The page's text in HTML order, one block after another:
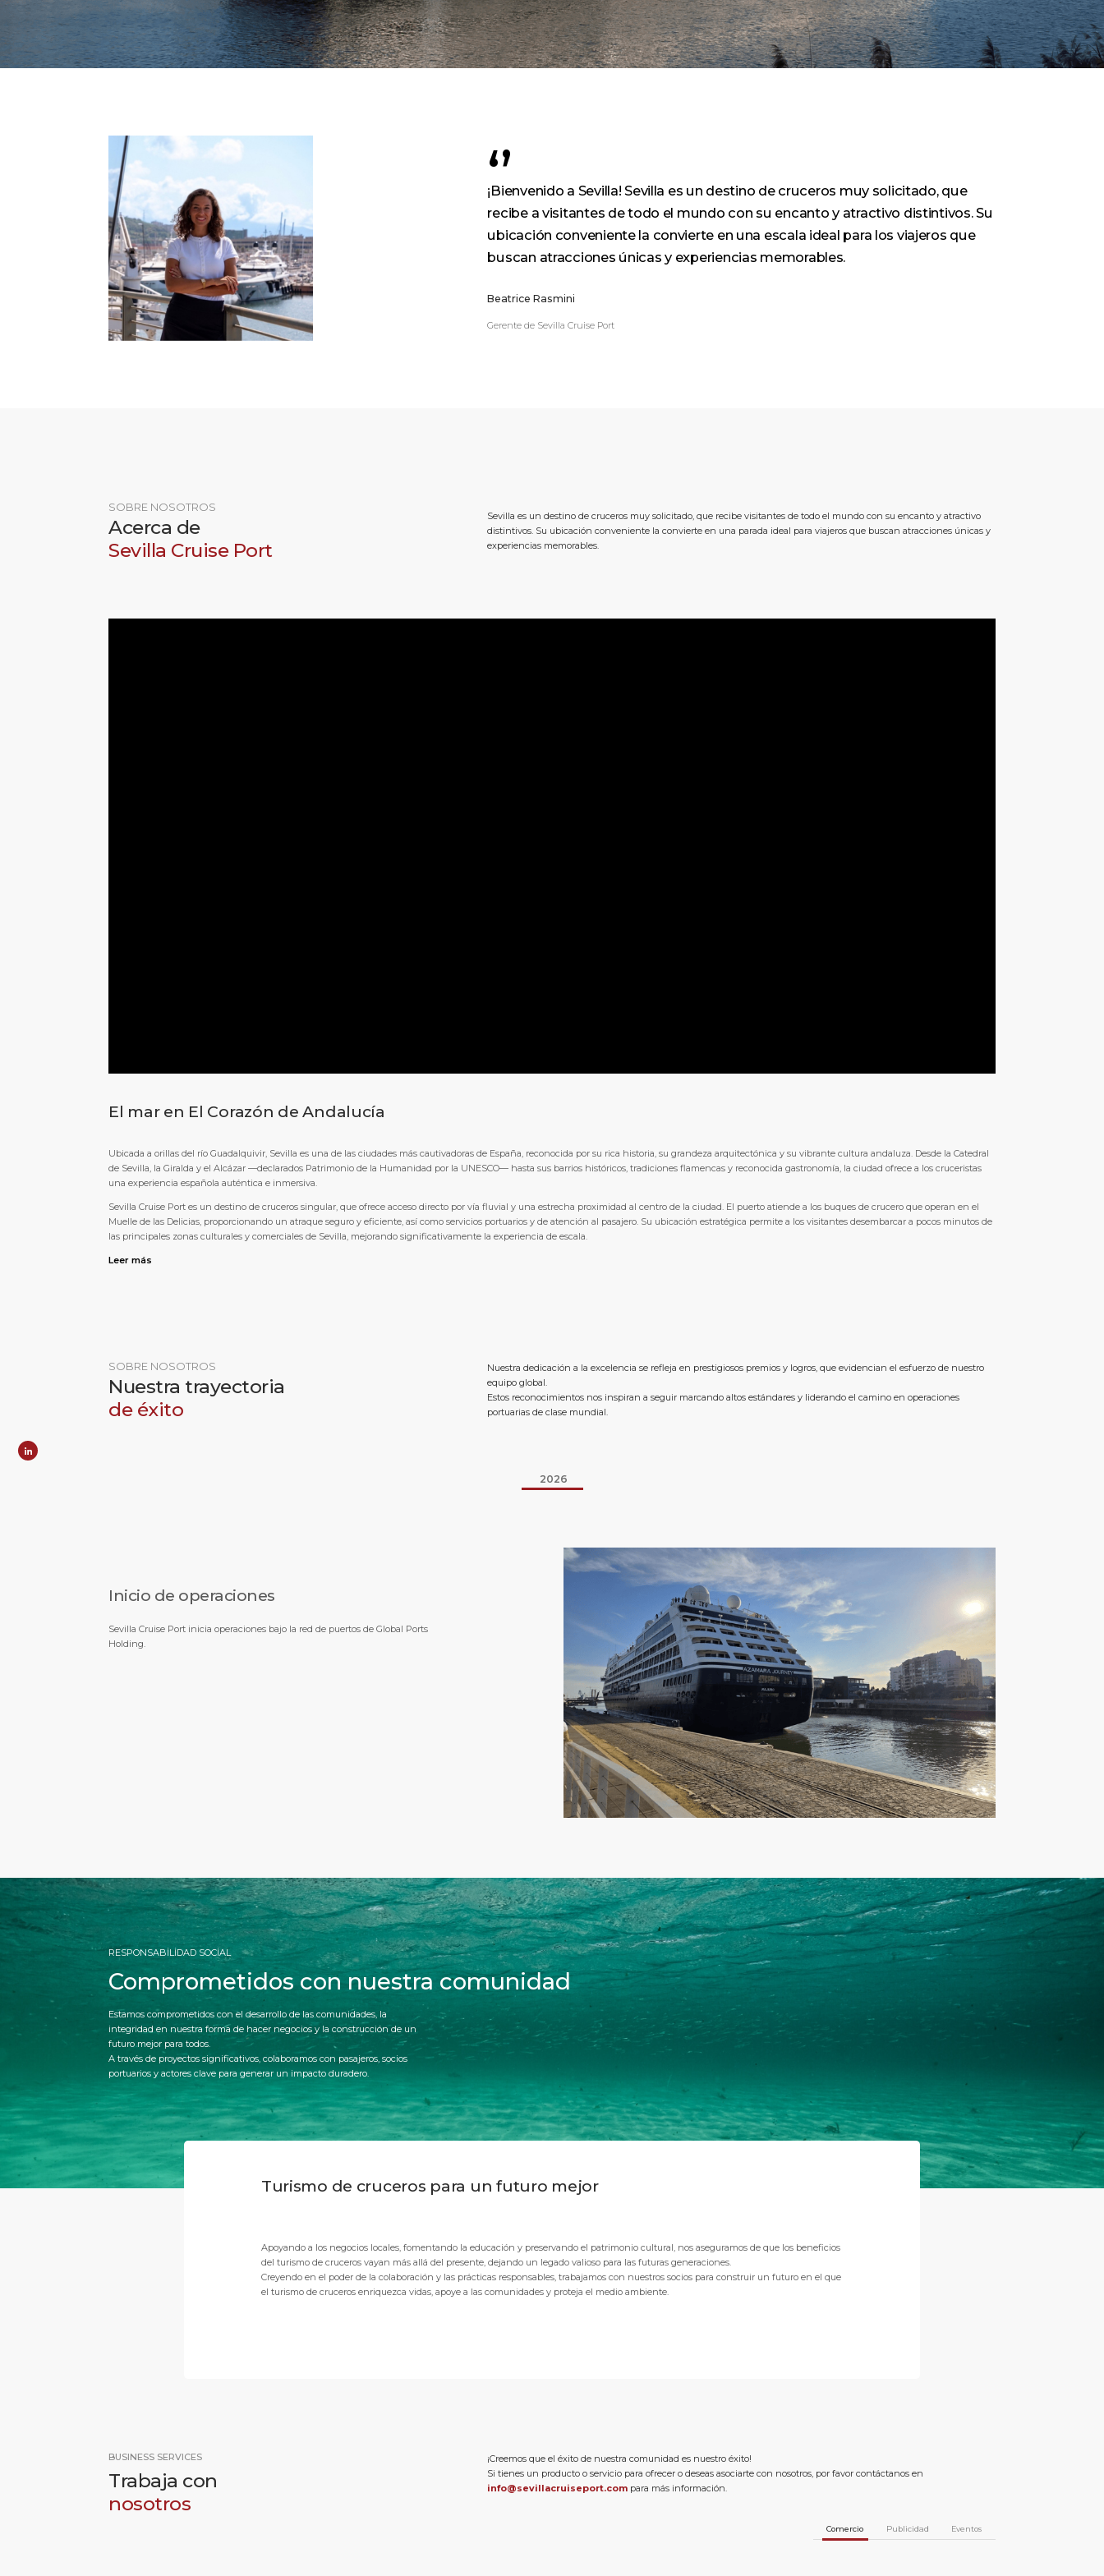
¡Bienvenido a Sevilla! Sevilla es un destino de cruceros muy solicitado, que
recibe a visitantes de todo el mundo con su encanto y atractivo distintivos. Su
ubicación conveniente la convierte en una escala ideal para los viajeros que
buscan atracciones únicas y experiencias memorables.
Beatrice Rasmini
Gerente de Sevilla Cruise Port
SOBRE NOSOTROS
Acerca de
Sevilla Cruise Port
Sevilla es un destino de cruceros muy solicitado, que recibe visitantes de todo el mundo con su encanto y atractivo
distintivos. Su ubicación conveniente la convierte en una parada ideal para viajeros que buscan atracciones únicas y
experiencias memorables.
El mar en El Corazón de Andalucía
Ubicada a orillas del río Guadalquivir, Sevilla es una de las ciudades más cautivadoras de España, reconocida por su rica historia, su grandeza arquitectónica y su vibrante cultura andaluza. Desde la Catedral
de Sevilla, la Giralda y el Alcázar —declarados Patrimonio de la Humanidad por la UNESCO— hasta sus barrios históricos, tradiciones flamencas y reconocida gastronomía, la ciudad ofrece a los cruceristas
una experiencia española auténtica e inmersiva.
Sevilla Cruise Port es un destino de cruceros singular, que ofrece acceso directo por vía fluvial y una estrecha proximidad al centro de la ciudad. El puerto atiende a los buques de crucero que operan en el
Muelle de las Delicias, proporcionando un atraque seguro y eficiente, así como servicios portuarios y de atención al pasajero. Su ubicación estratégica permite a los visitantes desembarcar a pocos minutos de
las principales zonas culturales y comerciales de Sevilla, mejorando significativamente la experiencia de escala.
Leer más
SOBRE NOSOTROS
Nuestra trayectoria
de éxito
Nuestra dedicación a la excelencia se refleja en prestigiosos premios y logros, que evidencian el esfuerzo de nuestro
equipo global.
Estos reconocimientos nos inspiran a seguir marcando altos estándares y liderando el camino en operaciones
portuarias de clase mundial.
2026
Inicio de operaciones
Sevilla Cruise Port inicia operaciones bajo la red de puertos de Global Ports
Holding.
RESPONSABİLİDAD SOCİAL
Comprometidos con nuestra comunidad
Estamos comprometidos con el desarrollo de las comunidades, la
integridad en nuestra forma de hacer negocios y la construcción de un
futuro mejor para todos.
A través de proyectos significativos, colaboramos con pasajeros, socios
portuarios y actores clave para generar un impacto duradero.
Turismo de cruceros para un futuro mejor
Apoyando a los negocios locales, fomentando la educación y preservando el patrimonio cultural, nos aseguramos de que los beneficios
del turismo de cruceros vayan más allá del presente, dejando un legado valioso para las futuras generaciones.
Creyendo en el poder de la colaboración y las prácticas responsables, trabajamos con nuestros socios para construir un futuro en el que
el turismo de cruceros enriquezca vidas, apoye a las comunidades y proteja el medio ambiente.
BUSINESS SERVICES
Trabaja con
nosotros
¡Creemos que el éxito de nuestra comunidad es nuestro éxito!
Si tienes un producto o servicio para ofrecer o deseas asociarte con nosotros, por favor contáctanos en
info@sevillacruiseport.com para más información.
Comercio Publicidad Eventos